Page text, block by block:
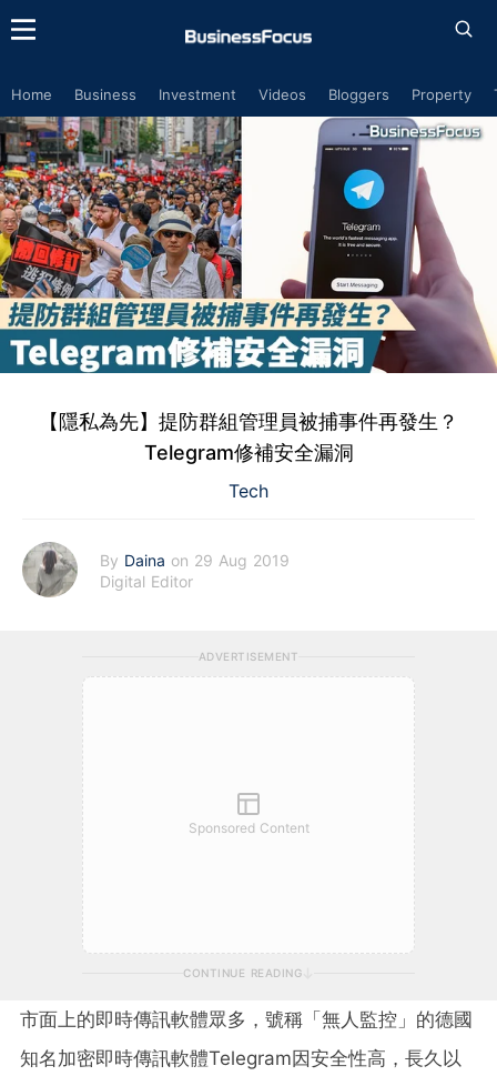
Home Business Investment Videos Bloggers Property
【隱私為先】提防群組管理員被捕事件再發生？
Telegram修補安全漏洞
Tech
By Daina on 29 Aug 2019
Digital Editor
ADVERTISEMENT
Sponsored Content
CONTINUE READING
市面上的即時傳訊軟體眾多，號稱「無人監控」的德國
知名加密即時傳訊軟體Telegram因安全性高，長久以